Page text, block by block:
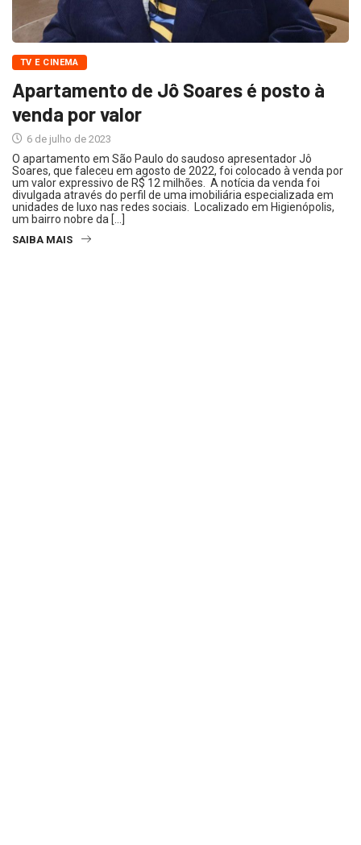
TV E CINEMA
Apartamento de Jô Soares é posto à
venda por valor
6 de julho de 2023
O apartamento em São Paulo do saudoso apresentador Jô
Soares, que faleceu em agosto de 2022, foi colocado à venda por
um valor expressivo de R$ 12 milhões. A notícia da venda foi
divulgada através do perfil de uma imobiliária especializada em
unidades de luxo nas redes sociais. Localizado em Higienópolis,
um bairro nobre da […]
SAIBA MAIS